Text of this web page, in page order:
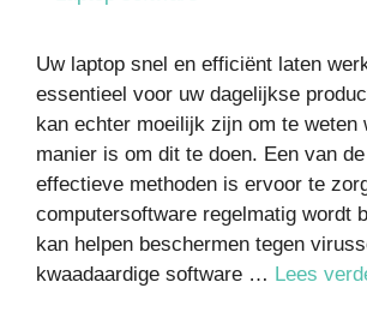
Uw laptop snel en efficiënt laten
essentieel voor uw dagelijkse
kan echter moeilijk zijn om te weten
manier is om dit te doen. Een van
effectieve methoden is ervoor te
computersoftware regelmatig wordt
kan helpen beschermen tegen
kwaadaardige software … Lees